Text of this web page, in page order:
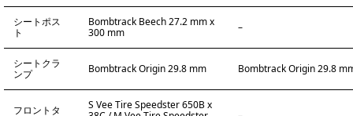
シートポス
ト
Bombtrack Beech 27.2 mm x
300 mm
–
シートクラ
ンプ
Bombtrack Origin 29.8 mm Bombtrack Origin 29.8
フロントタ
S Vee Tire Speedster 650B x